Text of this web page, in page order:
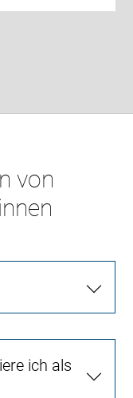
von
ich als